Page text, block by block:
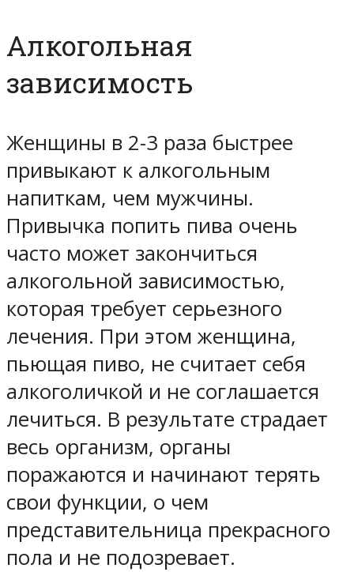
Алкогольная
зависимость
Женщины в 2-3 раза быстрее
привыкают к алкогольным
напиткам, чем мужчины.
Привычка попить пива очень
часто может закончиться
алкогольной зависимостью,
которая требует серьезного
лечения. При этом женщина,
пьющая пиво, не считает себя
алкоголичкой и не соглашается
лечиться. В результате страдает
весь организм, органы
поражаются и начинают терять
свои функции, о чем
представительница прекрасного
пола и не подозревает.